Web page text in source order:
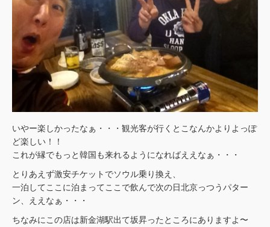
いやー楽しかったなぁ・・・観光客が行くとこなんかよりよっぽ
ど楽しい！！
これが縁でもっと韓国も来れるようになればええなぁ・・・
とりあえず激安チケットでソウル乗り換え、
一泊してここに泊まってここで飲んで次の日北京っつうパター
ン、ええなぁ・・・
ちなみにこの店は新金湖駅出て坂昇ったところにありますよ〜